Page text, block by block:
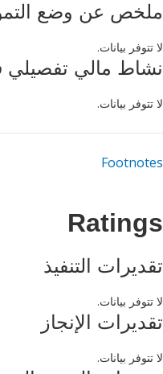
ملخص عن وضع التمويل
لا تتوفر بيانات.
نشاط مالي تفصيلي في 2026/
لا تتوفر بيانات.
Footnotes
Ratings
تقديرات التنفيذ
لا تتوفر بيانات.
تقديرات الإنجاز
لا تتوفر بيانات.